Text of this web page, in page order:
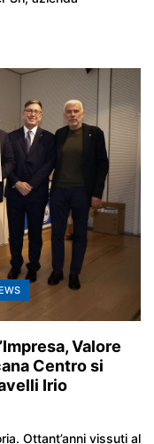
Valore
Centro si
Irio
Ottant’anni vissuti al